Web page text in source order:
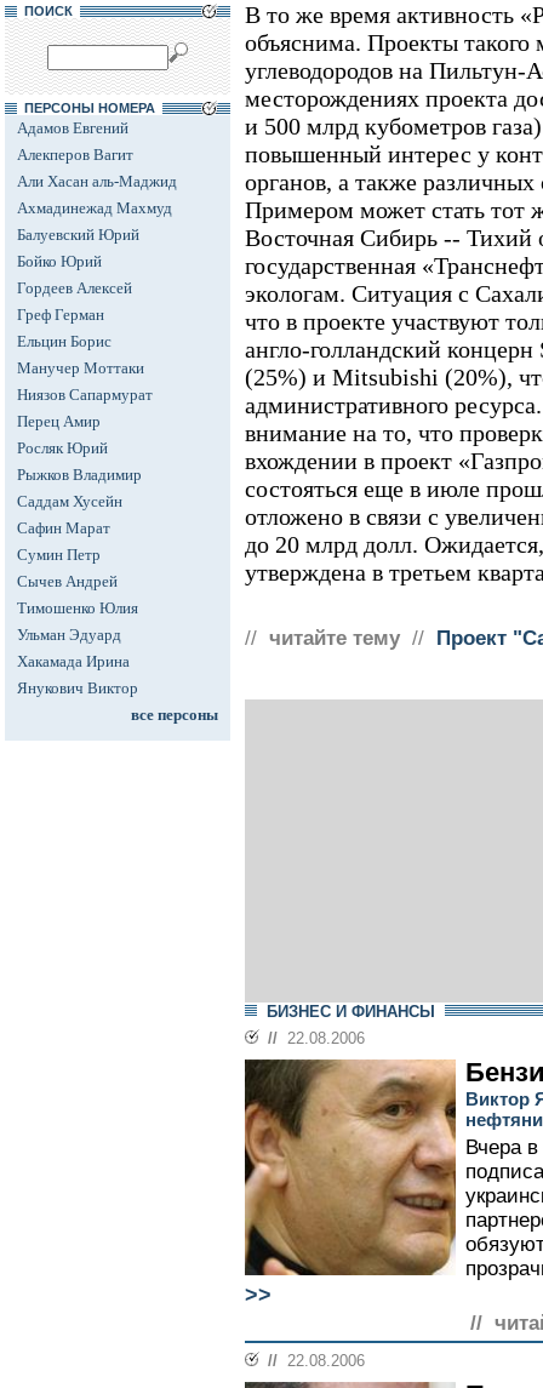
ПОИСК
ПЕРСОНЫ НОМЕРА
Адамов Евгений
Алекперов Вагит
Али Хасан аль-Маджид
Ахмадинежад Махмуд
Балуевский Юрий
Бойко Юрий
Гордеев Алексей
Греф Герман
Ельцин Борис
Манучер Моттаки
Ниязов Сапармурат
Перец Амир
Росляк Юрий
Рыжков Владимир
Саддам Хусейн
Сафин Марат
Сумин Петр
Сычев Андрей
Тимошенко Юлия
Ульман Эдуард
Хакамада Ирина
Янукович Виктор
все персоны
В то же время активность
объяснима. Проекты такого
углеводородов на Пильтун-
месторождениях проекта
и 500 млрд кубометров
повышенный интерес у
органов, а также
Примером может стать тот
Восточная Сибирь -- Тихий
государственная
экологам. Ситуация с
что в проекте участвуют
англо-голландский
(25%) и Mitsubishi (20%),
административного
внимание на то, что
вхождении в проект
состояться еще в июле
отложено в связи с
до 20 млрд долл.
утверждена в третьем
// читайте тему // Проект
БИЗНЕС И ФИНАНСЫ
// 22.08.2006
Виктор
Вчера
>>
//
// 22.08.2006